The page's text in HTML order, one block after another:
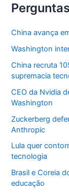
China avança
Washington
China recruta
supremacia
CEO da Nvidia
Washington
Zuckerberg
Anthropic
Lula quer
tecnologia
Brasil e Coreia
educação